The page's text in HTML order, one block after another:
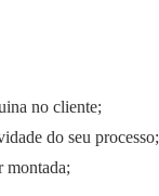
no cliente;
do seu processo;
montada;